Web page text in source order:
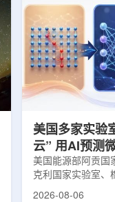
疗服务。根据介绍，诊所
括成人及...
美国多家实验
云” 用AI预测
响
美国能源部阿贡国
克利国家实验室、
2026-08-06